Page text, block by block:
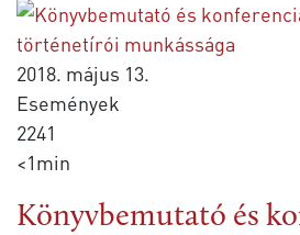
2018. május 13.
Események
2241
<1min
Könyvbemutató és